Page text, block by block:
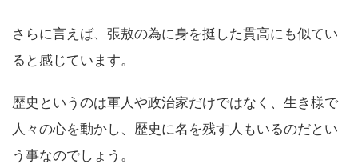
さらに言えば、張敖の為に身を挺した貫高にも似てい
ると感じています。
歴史というのは軍人や政治家だけではなく、生き様で
人々の心を動かし、歴史に名を残す人もいるのだとい
う事なのでしょう。